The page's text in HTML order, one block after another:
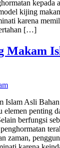
kepada
kijing
karena
[…]
Makam
Islam Asli
elemen penting
berfungsi
zaman,